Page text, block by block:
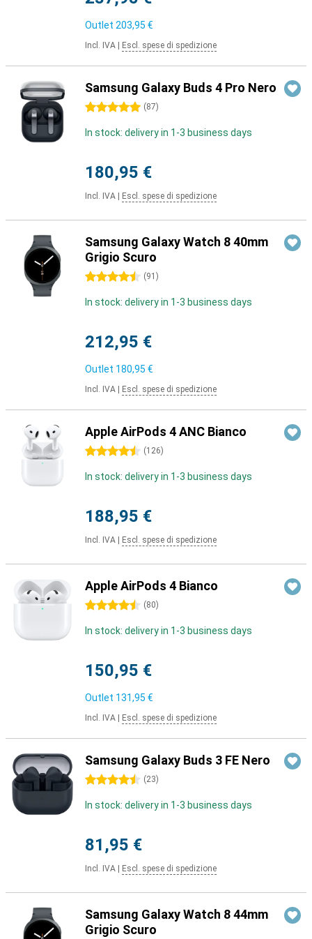
Outlet 203,95 €
Incl. IVA Escl. spese di spedizione
Samsung Galaxy Buds 4 Pro Nero
5 stelle (87)
In stock: delivery in 1-3 business days
180,95 €
Incl. IVA Escl. spese di spedizione
Samsung Galaxy Watch 8 40mm
Grigio Scuro
4.5 stelle (91 )
In stock: delivery in 1-3 business days
212,95 €
Outlet 180,95 €
Incl. IVA Escl. spese di spedizione
Apple AirPods 4 ANC Bianco
4.5 stelle (126)
In stock: delivery in 1-3 business days
188,95 €
Incl. IVA Escl. spese di spedizione
Apple AirPods 4 Bianco
4.5 stelle (80)
In stock: delivery in 1-3 business days
150,95 €
Outlet 131,95 €
Incl. IVA Escl. spese di spedizione
Samsung Galaxy Buds 3 FE Nero
4.5 stelle (23)
In stock: delivery in 1-3 business days
81,95 €
Incl. IVA Escl. spese di spedizione
Samsung Galaxy Watch 8 44mm
Grigio Scuro